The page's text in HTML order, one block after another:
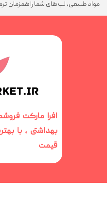
مواد طبیعی، لب های شما را همزمان
تغذیه و فوق العاده درخشان می کند
افرا مارکت
بهداشتی ، با
قیمت